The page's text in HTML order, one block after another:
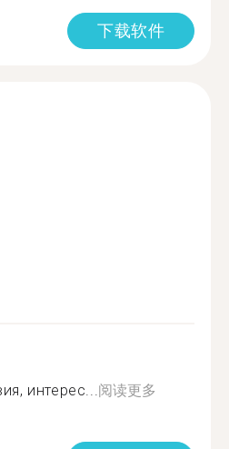
下载软件
интерес...阅读更多